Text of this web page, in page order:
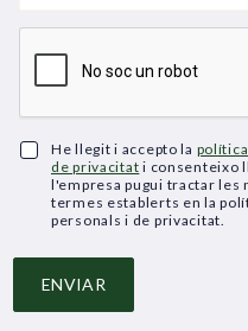
He llegit i accepto la
de privacitat i consenteixo
l'empresa pugui tractar les
termes establerts en la
personals i de privacitat.
ENVIAR